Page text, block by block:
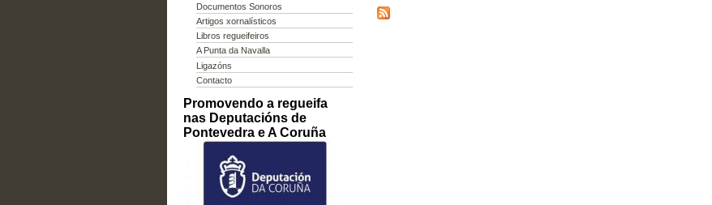
Documentos Sonoros
Artigos xornalísticos
Libros regueifeiros
A Punta da Navalla
Ligazóns
Contacto
Promovendo a regueifa
nas Deputacións de
Pontevedra e A Coruña